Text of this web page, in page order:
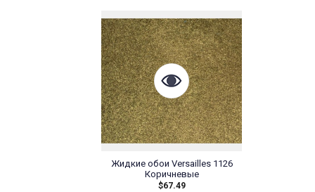
Жидкие обои Versailles 1126
Коричневые
$67.49